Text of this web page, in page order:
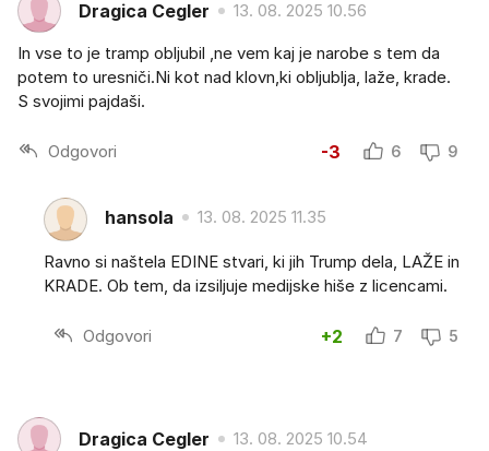
Dragica Cegler 13. 08. 2025 10.56
In vse to je tramp obljubil ,ne vem kaj je narobe s tem da
potem to uresniči.Ni kot nad klovn,ki obljublja, laže, krade.
S svojimi pajdaši.
Odgovori -3 6 9
hansola 13. 08. 2025 11.35
Ravno si naštela EDINE stvari, ki jih Trump dela, LAŽE in
KRADE. Ob tem, da izsiljuje medijske hiše z licencami.
Odgovori +2 7 5
Dragica Cegler 13. 08. 2025 10.54